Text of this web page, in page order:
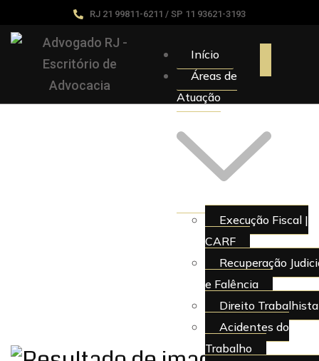
RJ 21 99811-6211 / SP 11 93621-3193
Início
Áreas de
Atuação
Execução Fiscal |
CARF
Recuperação
e Falência
Direito Trabalhista
Acidentes do
Trabalho